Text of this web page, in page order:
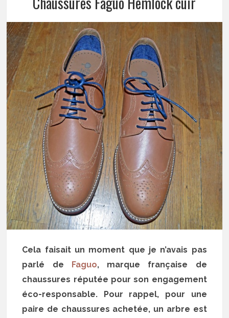
Cela faisait un moment que je n’avais pas
parlé de Faguo, marque française de
chaussures réputée pour son engagement
éco-responsable. Pour rappel, pour une
paire de chaussures achetée, un arbre est